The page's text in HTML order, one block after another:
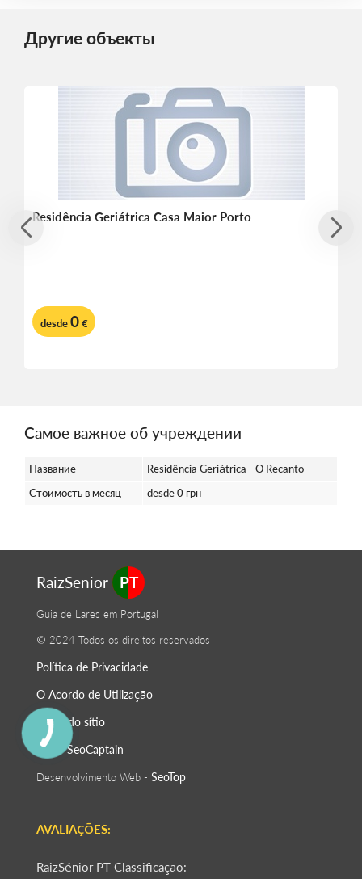
Другие объекты
Residência Geriátrica Casa Maior Porto
desde0€
Самое важное об учреждении
Название
Residência Geriátrica - O Recanto
Стоимость в месяц
desde 0 грн
RaizSenior PT
Guia de Lares em Portugal
© 2024 Todos os direitos reservados
Política de Privacidade
O Acordo de Utilização
Mapa do sítio
SEO -SeoСaptain
Desenvolvimento Web - SeoTop
AVALIAÇÕES:
RaizSénior PT Classificação: